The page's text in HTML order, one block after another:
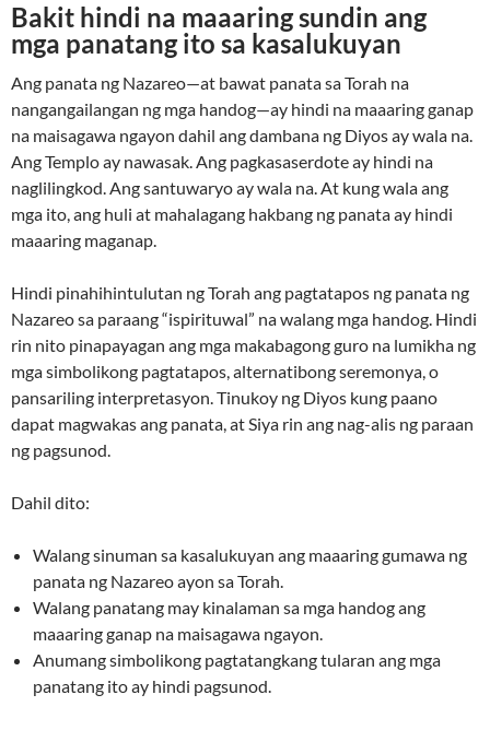
Bakit hindi na maaaring sundin ang
mga panatang ito sa kasalukuyan
Ang panata ng Nazareo—at bawat panata sa Torah na
nangangailangan ng mga handog—ay hindi na maaaring ganap
na maisagawa ngayon dahil ang dambana ng Diyos ay wala na.
Ang Templo ay nawasak. Ang pagkasaserdote ay hindi na
naglilingkod. Ang santuwaryo ay wala na. At kung wala ang
mga ito, ang huli at mahalagang hakbang ng panata ay hindi
maaaring maganap.
Hindi pinahihintulutan ng Torah ang pagtatapos ng panata ng
Nazareo sa paraang “ispirituwal” na walang mga handog. Hindi
rin nito pinapayagan ang mga makabagong guro na lumikha ng
mga simbolikong pagtatapos, alternatibong seremonya, o
pansariling interpretasyon. Tinukoy ng Diyos kung paano
dapat magwakas ang panata, at Siya rin ang nag-alis ng paraan
ng pagsunod.
Dahil dito:
Walang sinuman sa kasalukuyan ang maaaring gumawa ng
panata ng Nazareo ayon sa Torah.
Walang panatang may kinalaman sa mga handog ang
maaaring ganap na maisagawa ngayon.
Anumang simbolikong pagtatangkang tularan ang mga
panatang ito ay hindi pagsunod.